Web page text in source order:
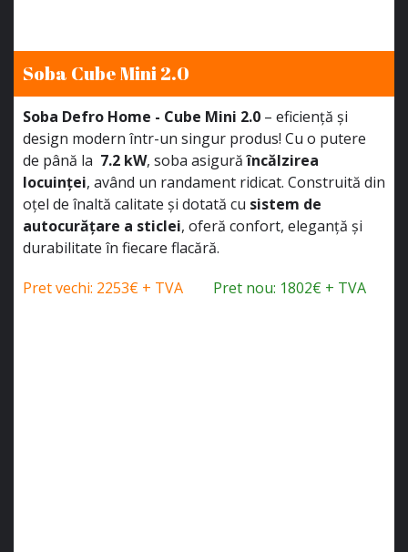
Soba Cube Mini 2.0
Soba Defro Home - Cube Mini 2.0 – eficiență și
design modern într-un singur produs! Cu o putere
de până la 7.2 kW, soba asigurăîncălzirea
locuinței, având un randament ridicat. Construită din
oțel de înaltă calitate și dotată cu sistem de
autocurățare a sticlei, oferă confort, eleganță și
durabilitate în fiecare flacără.
Pret vechi: 2253€ + TVA
Pret nou: 1802€ + TVA